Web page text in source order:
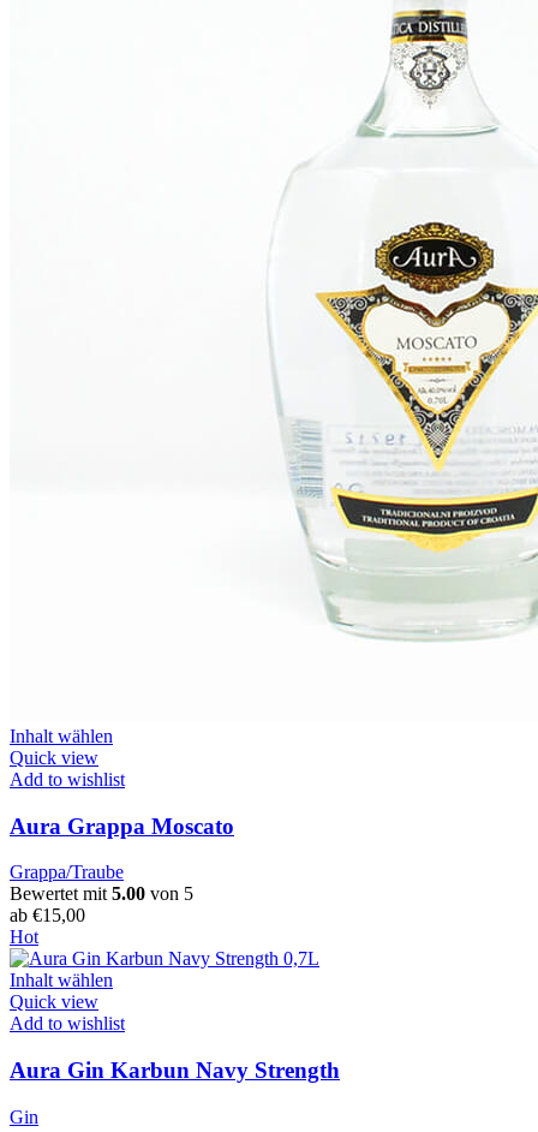
Inhalt wählen
Quick view
Add to wishlist
Aura Grappa Moscato
Grappa/Traube
Bewertet mit 5.00 von 5
ab €15,00
Hot
Inhalt wählen
Quick view
Add to wishlist
Aura Gin Karbun Navy Strength
Gin